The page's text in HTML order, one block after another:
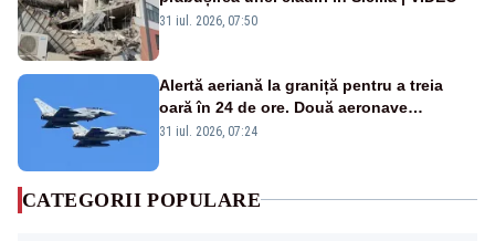
31 iul. 2026, 07:50
Alertă aeriană la graniță pentru a treia
oară în 24 de ore. Două aeronave
Eurofighter britanice au fost ridicate de la
31 iul. 2026, 07:24
CATEGORII POPULARE